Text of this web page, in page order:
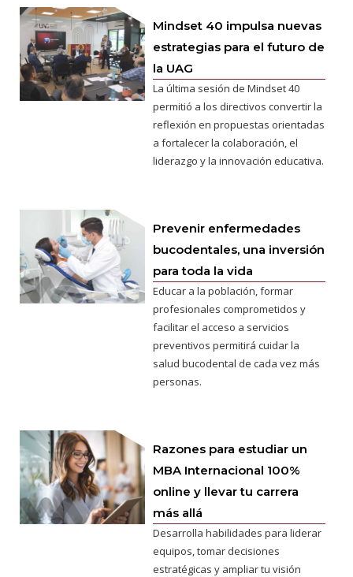
Mindset 40 impulsa nuevas
estrategias para el futuro de
la UAG
La última sesión de Mindset 40
permitió a los directivos convertir la
reflexión en propuestas orientadas
a fortalecer la colaboración, el
liderazgo y la innovación educativa.
Prevenir enfermedades
bucodentales, una inversión
para toda la vida
Educar a la población, formar
profesionales comprometidos y
facilitar el acceso a servicios
preventivos permitirá cuidar la
salud bucodental de cada vez más
personas.
Razones para estudiar un
MBA Internacional 100%
online y llevar tu carrera
más allá
Desarrolla habilidades para liderar
equipos, tomar decisiones
estratégicas y ampliar tu visión